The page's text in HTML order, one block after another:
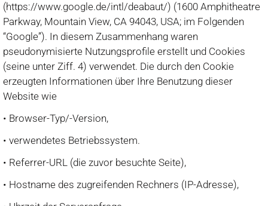
(https://www.google.de/intl/deabaut/) (1600 Amphitheatre
Parkway, Mountain View, CA 94043, USA; im Folgenden
“Google”). In diesem Zusammenhang waren
pseudonymisierte Nutzungsprofile erstellt und Cookies
(seine unter Ziff. 4) verwendet. Die durch den Cookie
erzeugten Informationen über Ihre Benutzung dieser
Website wie
• Browser-Typ/-Version,
• verwendetes Betriebssystem.
• Referrer-URL (die zuvor besuchte Seite),
• Hostname des zugreifenden Rechners (IP-Adresse),